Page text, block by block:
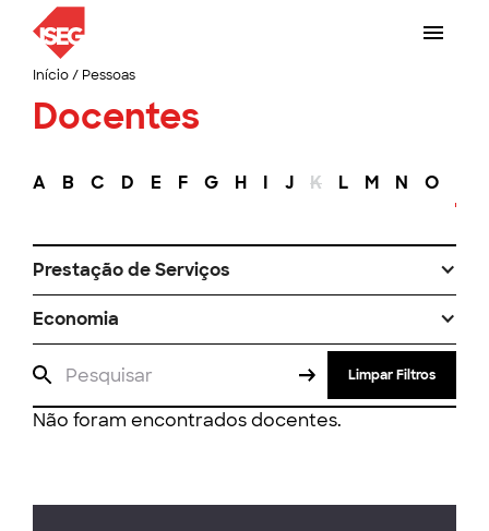
Início/ Pessoas
Docentes
A B C D E F G H I J K L M N O
Prestação de Serviços
Economia
Limpar Filtros
Não foram encontrados docentes.